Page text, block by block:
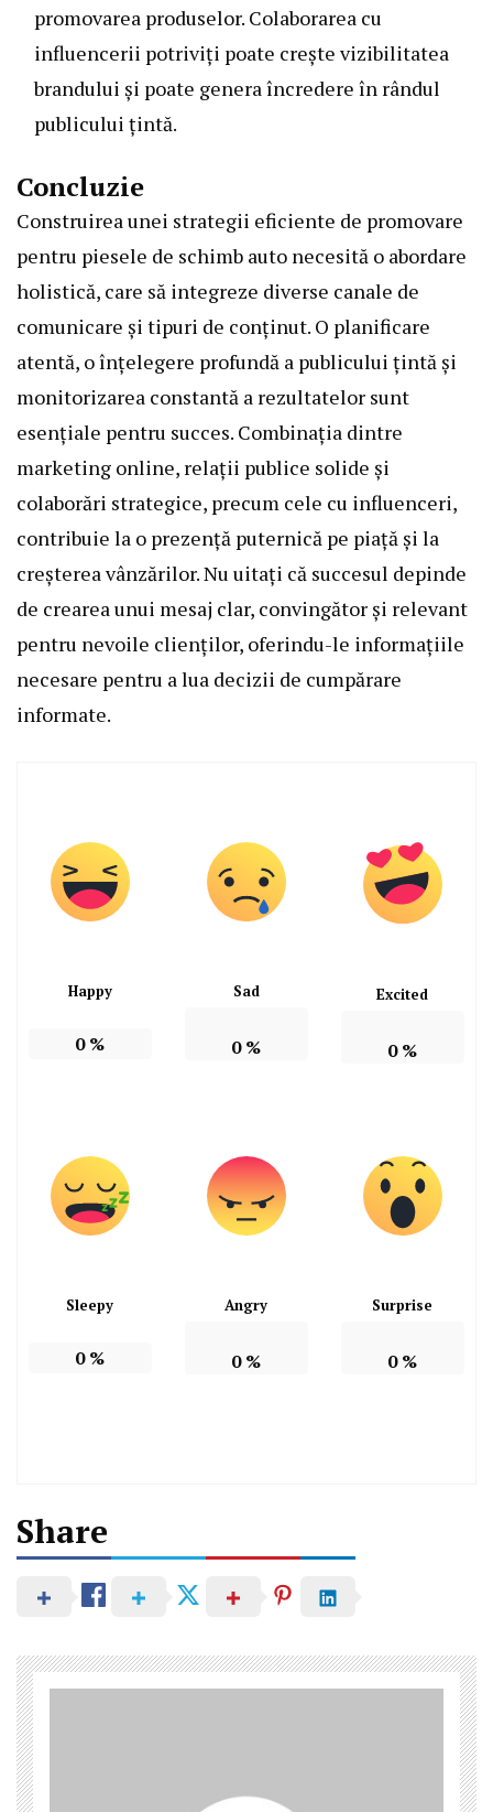
promovarea produselor. Colaborarea cu
influencerii potriviți poate crește vizibilitatea
brandului și poate genera încredere în rândul
publicului țintă.
Concluzie
Construirea unei strategii eficiente de promovare
pentru piesele de schimb auto necesită o abordare
holistică, care să integreze diverse canale de
comunicare și tipuri de conținut. O planificare
atentă, o înțelegere profundă a publicului țintă și
monitorizarea constantă a rezultatelor sunt
esențiale pentru succes. Combinația dintre
marketing online, relații publice solide și
colaborări strategice, precum cele cu influenceri,
contribuie la o prezență puternică pe piață și la
creșterea vânzărilor. Nu uitați că succesul depinde
de crearea unui mesaj clar, convingător și relevant
pentru nevoile clienților, oferindu-le informațiile
necesare pentru a lua decizii de cumpărare
informate.
Happy
0%
Sad
0%
Excited
0%
Sleepy
0%
Angry
0%
Surprise
0%
Share